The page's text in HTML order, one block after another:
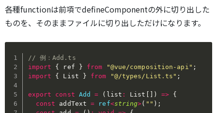
各種functionは前項でdefineComponentの外に切り出した
ものを、そのままファイルに切り出しただけになります。
// 例：Add.ts
import
{ ref } from "@vue/composition-api" ;
import
{ List } from "@/types/List.ts" ;
export const Add = ( list : List [ ] ) => {
const addText = ref<string>( "" ) ;